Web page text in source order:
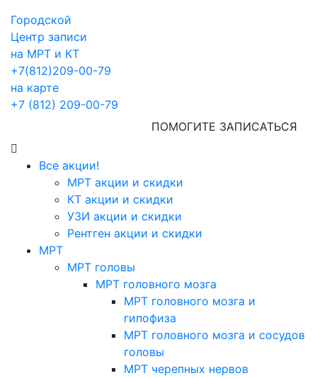
Городской
Центр записи
на МРТ и КТ
+7(812)209-00-79
на карте
+7 (812) 209-00-79
ПОМОГИТЕ ЗАПИСАТЬСЯ
Все акции!
МРТ акции и скидки
КТ акции и скидки
УЗИ акции и скидки
Рентген акции и скидки
МРТ
МРТ головы
МРТ головного мозга
МРТ головного мозга и
гипофиза
МРТ головного мозга и сосудов
головы
МРТ черепных нервов